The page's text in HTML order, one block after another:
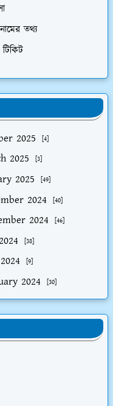
তথ্য
2025 [4]
2025 [3]
2025 [49]
2024 [40]
2024 [46]
[38]
[9]
2024 [30]